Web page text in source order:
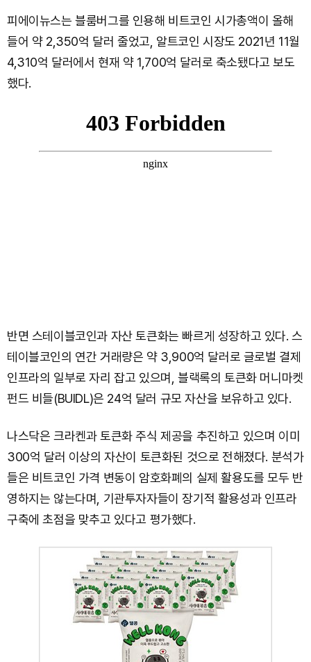
피에이뉴스는 블룸버그를 인용해 비트코인 시가총액이 올해
들어 약 2,350억 달러 줄었고, 알트코인 시장도 2021년 11월
4,310억 달러에서 현재 약 1,700억 달러로 축소됐다고 보도
했다.
반면 스테이블코인과 자산 토큰화는 빠르게 성장하고 있다. 스
테이블코인의 연간 거래량은 약 3,900억 달러로 글로벌 결제
인프라의 일부로 자리 잡고 있으며, 블랙록의 토큰화 머니마켓
펀드 비들(BUIDL)은 24억 달러 규모 자산을 보유하고 있다.
나스닥은 크라켄과 토큰화 주식 제공을 추진하고 있으며 이미
300억 달러 이상의 자산이 토큰화된 것으로 전해졌다. 분석가
들은 비트코인 가격 변동이 암호화폐의 실제 활용도를 모두 반
영하지는 않는다며, 기관투자자들이 장기적 활용성과 인프라
구축에 초점을 맞추고 있다고 평가했다.